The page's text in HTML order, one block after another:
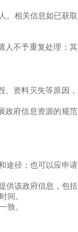
。相关信息如已获取
人不予重复处理；其
资料灭失等原因，
政府信息资源的规范
途径；也可以应申请
供该政府信息，包括
间。
致。